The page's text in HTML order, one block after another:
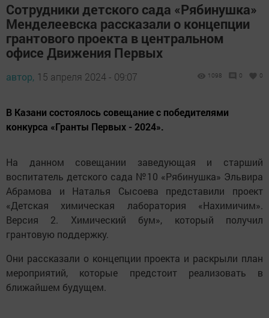
Сотрудники детского сада «Рябинушка»
Менделеевска рассказали о концепции
грантового проекта в центральном
офисе Движения Первых
автор, 15 апреля 2024 - 09:07 1098 0 0
В Казани состоялось совещание с победителями
конкурса «Гранты Первых - 2024».
На данном совещании заведующая и старший
воспитатель детского сада №10 «Рябинушка» Эльвира
Абрамова и Наталья Сысоева представили проект
«Детская химическая лаборатория «Нахимичим».
Версия 2. Химический бум», который получил
грантовую поддержку.
Они рассказали о концепции проекта и раскрыли план
мероприятий, которые предстоит реализовать в
ближайшем будущем.